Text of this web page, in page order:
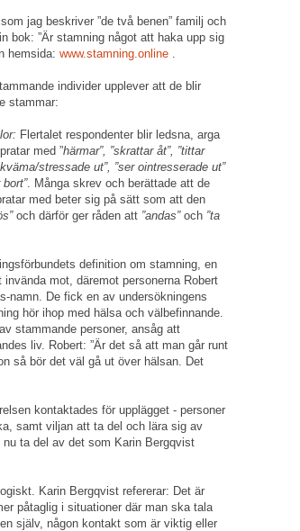
jag beskriver ”de två benen” familj och
bok: ”Är stamning något att haka upp sig
hemsida: www.stamning.online
individer upplever att de blir
stammar:
Flertalet respondenter blir ledsna, arga
med ”härmar”, ”skrattar åt”, ”tittar
stressade ut”, ”ser ointresserade ut”
bort”. Många skrev och berättade att de
med beter sig på sätt som att den
och därför ger råden att ”andas” och ”ta
definition om stamning, en
mot, däremot personerna Robert
namn. De fick en av undersökningens
hör ihop med hälsa och välbefinnande.
stammande personer, ansåg att
liv. Robert: ”Är det så att man går runt
så bör det väl gå ut över hälsan. Det
kontaktades för upplägget - personer
samt viljan att ta del och lära sig av
ta del av det som Karin Bergqvist
Karin Bergqvist refererar: Det är
påtaglig i situationer där man ska tala
själv, någon kontakt som är viktig eller